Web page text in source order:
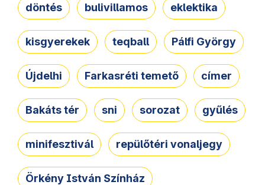
döntés bulivillamos eklektika
kisgyerekek teqball Pálfi György
Újdelhi Farkasréti temető címer
Bakáts tér sni sorozat gyűlés
minifesztivál repülőtéri vonaljegy
Örkény István Színház